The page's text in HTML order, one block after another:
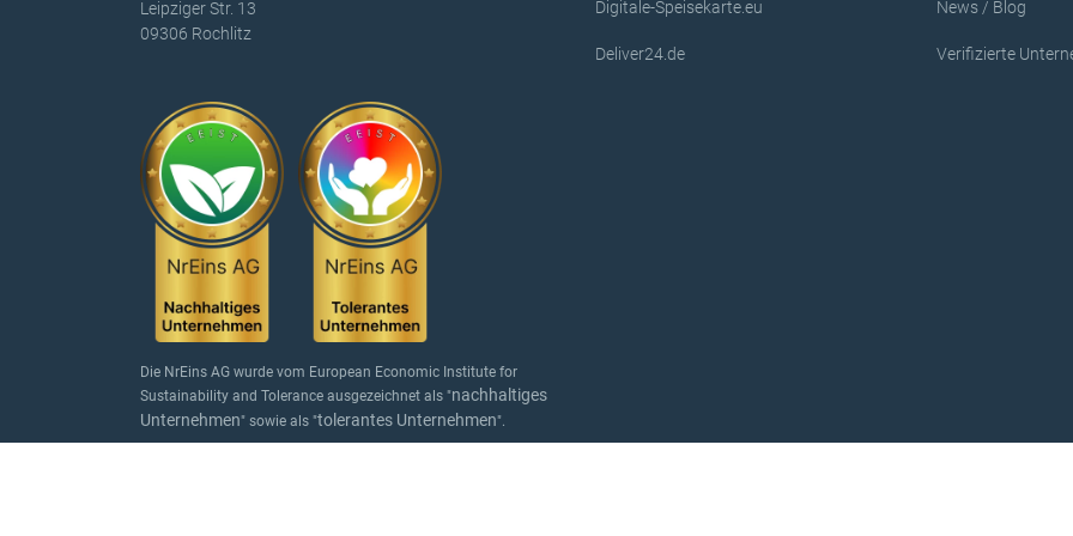
Leipziger Str. 13
09306 Rochlitz
Die NrEins AG wurde vom European Economic Institute for
Sustainability and Tolerance ausgezeichnet als "nachhaltiges
Unternehmen" sowie als "tolerantes Unternehmen".
Digitale-Speisekarte.eu
Deliver24.de
News / Blog
Verifizierte